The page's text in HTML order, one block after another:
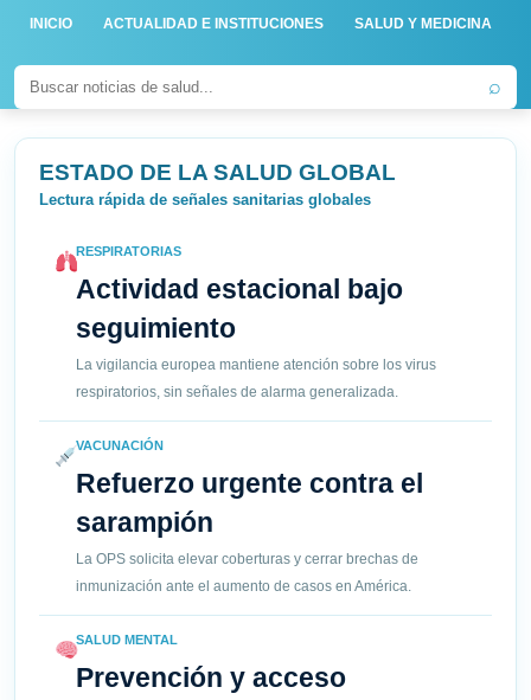
INICIO ACTUALIDAD E INSTITUCIONES SALUD Y MEDICINA
⌕
ESTADO DE LA SALUD GLOBAL
Lectura rápida de señales sanitarias globales
RESPIRATORIAS
Actividad estacional bajo
seguimiento
La vigilancia europea mantiene atención sobre los virus
respiratorios, sin señales de alarma generalizada.
VACUNACIÓN
Refuerzo urgente contra el
sarampión
La OPS solicita elevar coberturas y cerrar brechas de
inmunización ante el aumento de casos en América.
SALUD MENTAL
Prevención y acceso